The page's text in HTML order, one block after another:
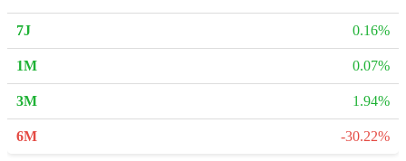
0.16%
0.07%
1.94%
-30.22%